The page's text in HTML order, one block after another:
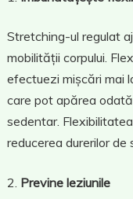
Stretching-ul regulat
mobilității corpului.
efectuezi mișcări mai
care pot apărea
sedentar.
reducerea durerilor de
Previne leziunile